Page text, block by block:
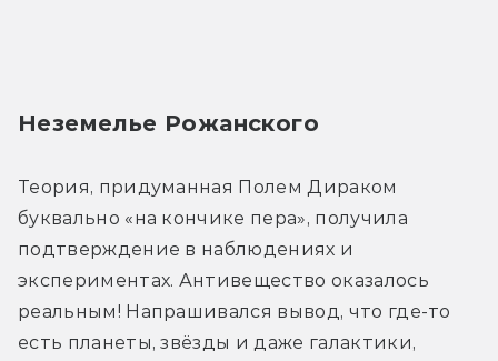
Неземелье Рожанского
Теория, придуманная Полем Дираком
буквально «на кончике пера», получила
подтверждение в наблюдениях и
экспериментах. Антивещество оказалось
реальным! Напрашивался вывод, что где-то
есть планеты, звёзды и даже галактики,